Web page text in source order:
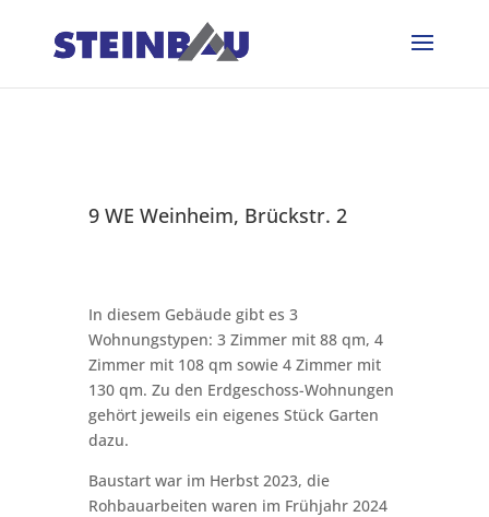
9 WE Weinheim, Brückstr. 2
In diesem Gebäude gibt es 3
Wohnungstypen: 3 Zimmer mit 88 qm, 4
Zimmer mit 108 qm sowie 4 Zimmer mit
130 qm. Zu den Erdgeschoss-Wohnungen
gehört jeweils ein eigenes Stück Garten
dazu.
Baustart war im Herbst 2023, die
Rohbauarbeiten waren im Frühjahr 2024